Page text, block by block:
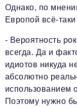
Однако, по
Европой всё-
- Вероятность
всегда. Да и
идиотов никуда
абсолютно
использованием
Поэтому нужно